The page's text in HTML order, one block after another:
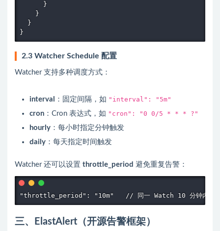
      }
    }
  }
}
2.3 Watcher Schedule 配置
Watcher 支持多种调度方式：
interval ：固定间隔，如 "interval": "5m"
cron ：Cron 表达式，如 "cron": "0 0/5 * * * ?"
hourly ：每小时指定分钟触发
daily ：每天指定时间触发
Watcher 还可以设置 throttle_period 避免重复告警：
"throttle_period": "10m"   // 同一 Watch 10 分钟内不会
三、ElastAlert（开源告警框架）